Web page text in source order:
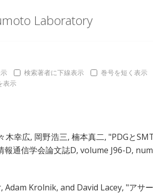
Laboratory
検索著者に下線表示 巻号を短く表示
表示
木幸広, 岡野浩三, 楠本真二, "PDGと
報通信学会論文誌D, volume J96-D,
, Adam Krolnik, and David Lacey, "アサ